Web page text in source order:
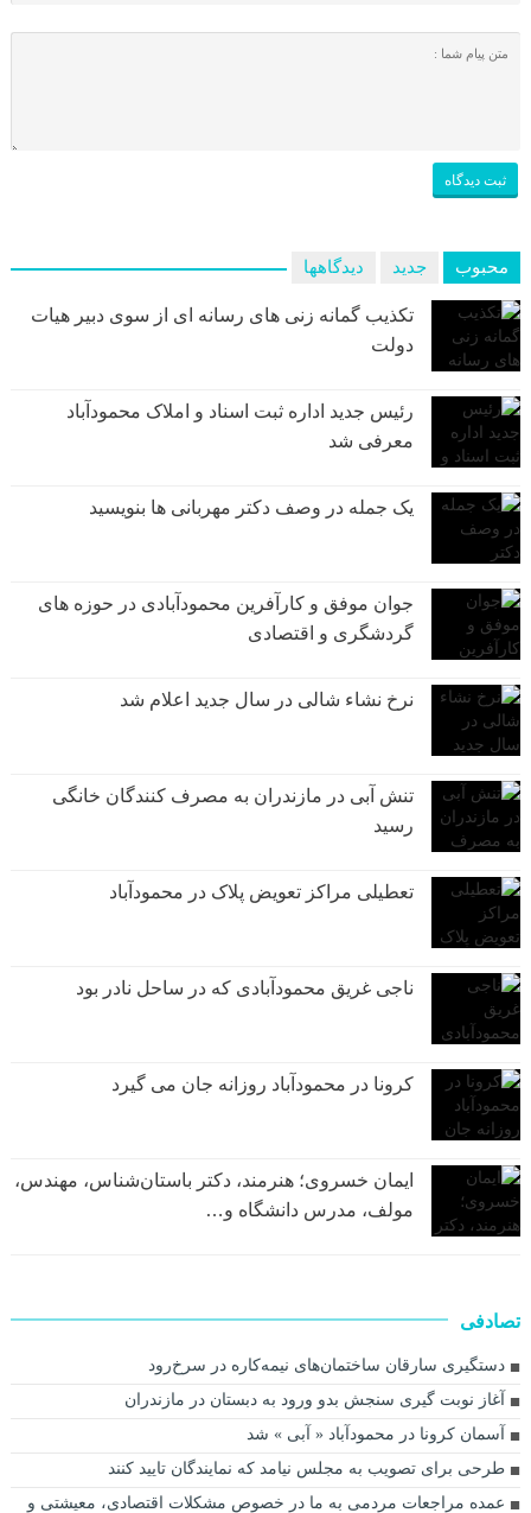
محبوب جدید دیدگاهها
تکذیب گمانه زنی های رسانه ای از سوی دبیر هیات
دولت
رئیس جدید اداره ثبت اسناد و املاک محمودآباد
معرفی شد
یک جمله در وصف دکتر مهربانی ها بنویسید
جوان موفق و کارآفرین محمودآبادی در حوزه های
گردشگری و اقتصادی
نرخ نشاء شالی در سال جدید اعلام شد
تنش آبی در مازندران به مصرف كنندگان خانگی
رسيد
تعطیلی مراکز تعویض پلاک در محمودآباد
ناجی غریق محمودآبادی که در ساحل نادر بود
کرونا در محمودآباد روزانه جان می گیرد
ایمان خسروی؛ هنرمند، دکتر باستان‌شناس، مهندس،
مولف، مدرس دانشگاه و…
تصادفی
دستگیری سارقان ساختمان‌های نیمه‌کاره در سرخ‌رود
آغاز نوبت گیری سنجش بدو ورود به دبستان در مازندران
آسمان کرونا در محمودآباد « آبی » شد
طرحی برای تصویب به مجلس نیامد که نمایندگان تایید کنند
عمده مراجعات مردمی به ما در خصوص مشکلات اقتصادی، معیشتی و